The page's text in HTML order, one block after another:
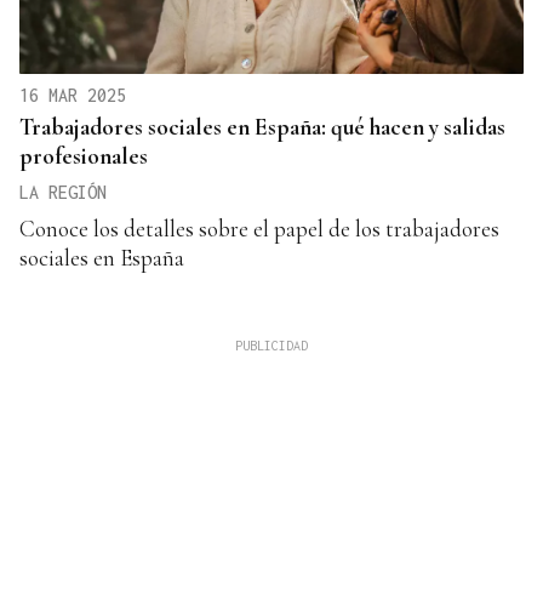
16 MAR 2025
Trabajadores sociales en España: qué hacen y salidas
profesionales
LA REGIÓN
Conoce los detalles sobre el papel de los trabajadores
sociales en España